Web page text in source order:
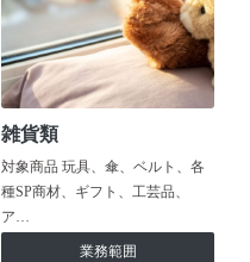
雑貨類
対象商品 玩具、傘、ベルト、各
種SP商材、ギフト、工芸品、
ア…
業務範囲